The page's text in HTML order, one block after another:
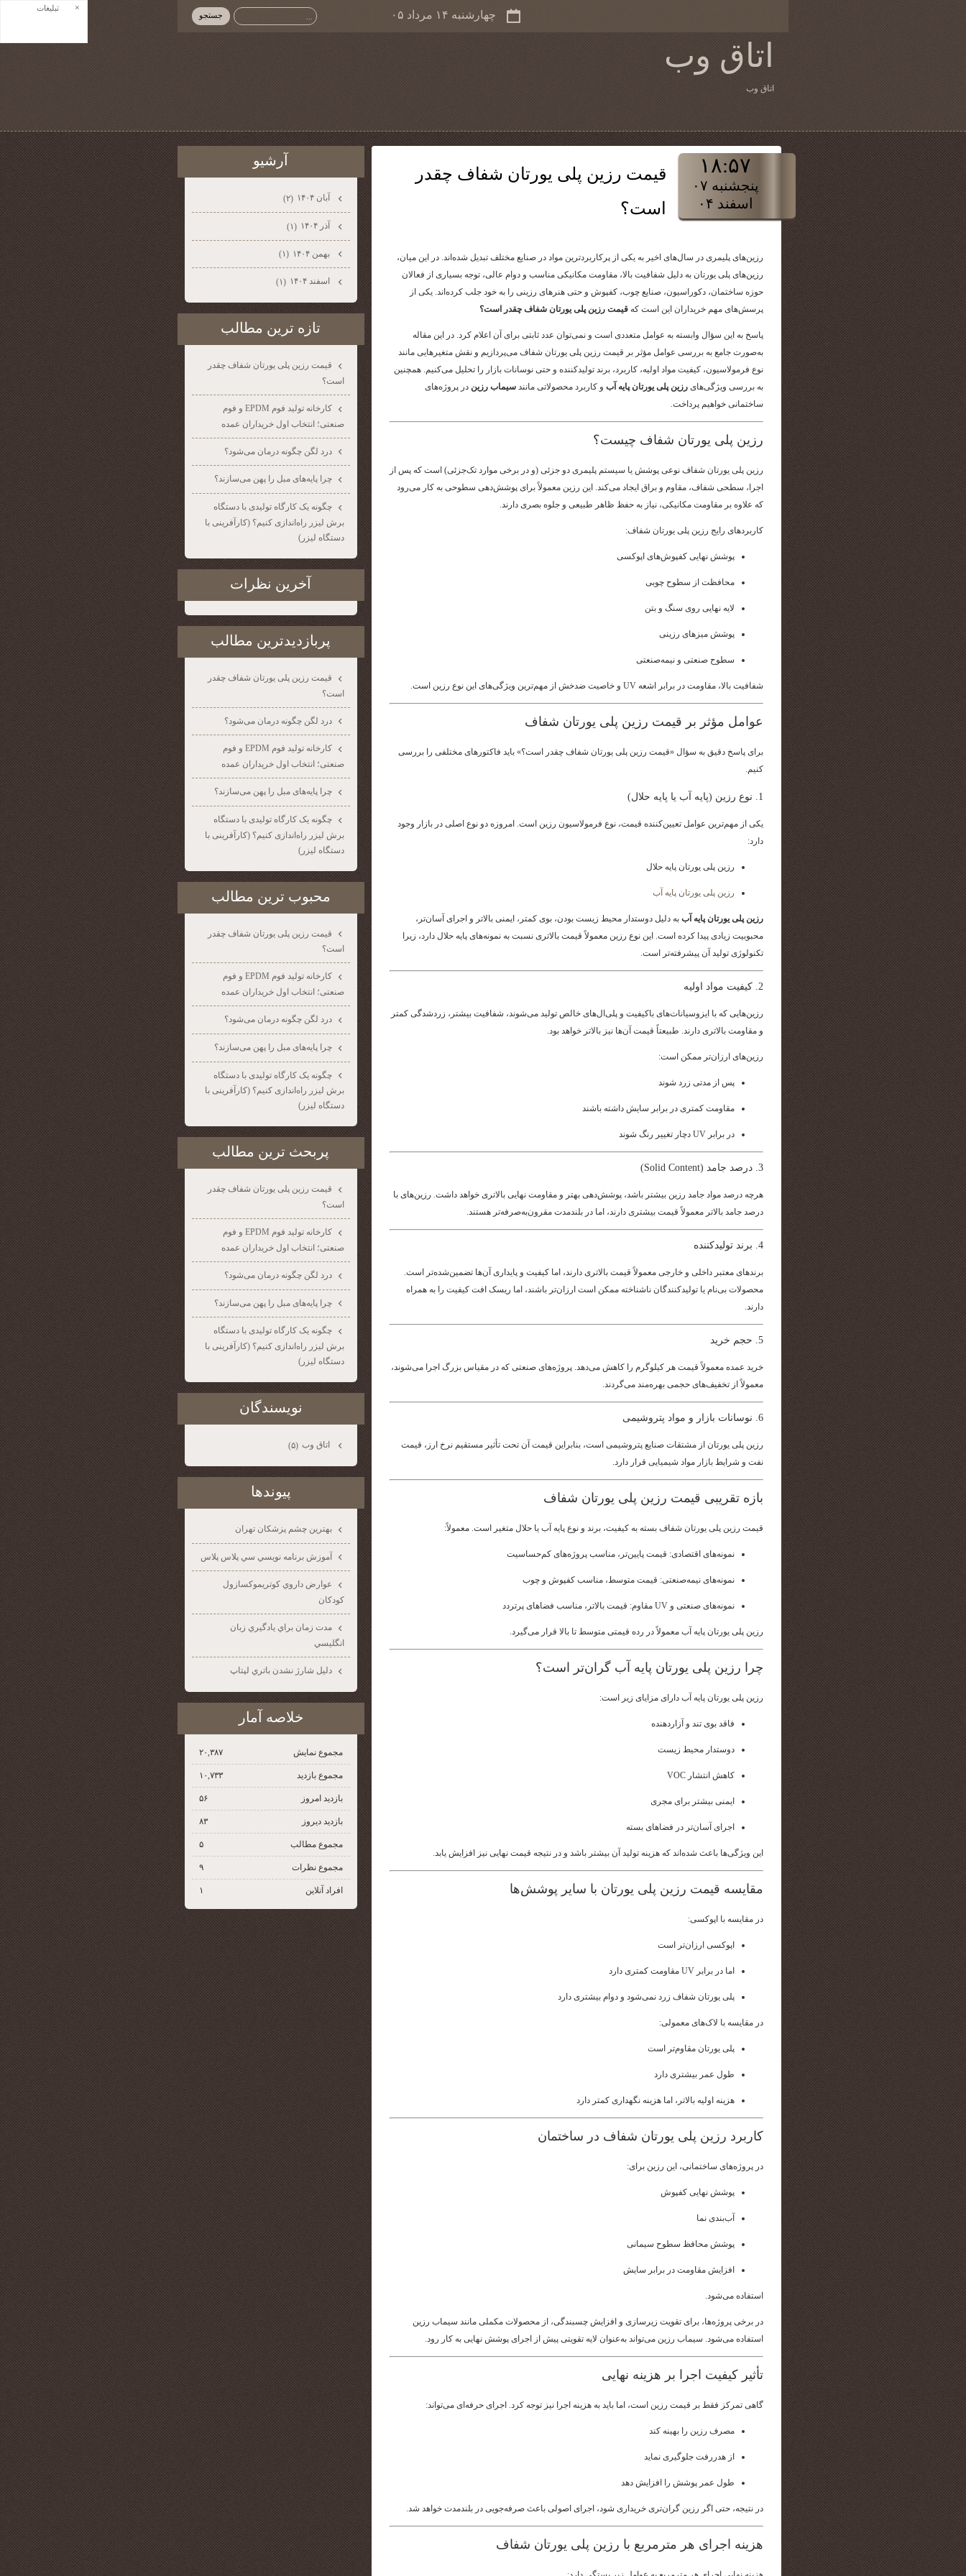
چهارشنبه ۱۴ مرداد ۰۵
اتاق وب
اتاق وب
۱۸:۵۷
پنجشنبه ۰۷
اسفند ۰۴
قیمت رزین پلی یورتان شفاف چقدر
است؟
رزین‌های پلیمری در سال‌های اخیر به یکی از پرکاربردترین مواد در صنایع مختلف تبدیل شده‌اند. در این میان،
رزین‌های پلی یورتان به دلیل شفافیت بالا، مقاومت مکانیکی مناسب و دوام عالی، توجه بسیاری از فعالان
حوزه ساختمان، دکوراسیون، صنایع چوب، کفپوش و حتی هنرهای رزینی را به خود جلب کرده‌اند. یکی از
پرسش‌های مهم خریداران این است که قیمت رزین پلی یورتان شفاف چقدر است؟
پاسخ به این سؤال وابسته به عوامل متعددی است و نمی‌توان عدد ثابتی برای آن اعلام کرد. در این مقاله
به‌صورت جامع به بررسی عوامل مؤثر بر قیمت رزین پلی یورتان شفاف می‌پردازیم و نقش متغیرهایی مانند
نوع فرمولاسیون، کیفیت مواد اولیه، کاربرد، برند تولیدکننده و حتی نوسانات بازار را تحلیل می‌کنیم. همچنین
به بررسی ویژگی‌های رزین پلی یورتان پایه آب و کاربرد محصولاتی مانند سیماب رزین در پروژه‌های
ساختمانی خواهیم پرداخت.
رزین پلی یورتان شفاف چیست؟
رزین پلی یورتان شفاف نوعی پوشش یا سیستم پلیمری دو جزئی (و در برخی موارد تک‌جزئی) است که پس از
اجرا، سطحی شفاف، مقاوم و براق ایجاد می‌کند. این رزین معمولاً برای پوشش‌دهی سطوحی به کار می‌رود
که علاوه بر مقاومت مکانیکی، نیاز به حفظ ظاهر طبیعی و جلوه بصری دارند.
کاربردهای رایج رزین پلی یورتان شفاف:
پوشش نهایی کفپوش‌های اپوکسی
محافظت از سطوح چوبی
لایه نهایی روی سنگ و بتن
پوشش میزهای رزینی
سطوح صنعتی و نیمه‌صنعتی
شفافیت بالا، مقاومت در برابر اشعه UV و خاصیت ضدخش از مهم‌ترین ویژگی‌های این نوع رزین است.
عوامل مؤثر بر قیمت رزین پلی یورتان شفاف
برای پاسخ دقیق به سؤال «قیمت رزین پلی یورتان شفاف چقدر است؟» باید فاکتورهای مختلفی را بررسی
کنیم.
1. نوع رزین (پایه آب یا پایه حلال)
یکی از مهم‌ترین عوامل تعیین‌کننده قیمت، نوع فرمولاسیون رزین است. امروزه دو نوع اصلی در بازار وجود
دارد:
رزین پلی یورتان پایه حلال
رزین پلی یورتان پایه آب
رزین پلی یورتان پایه آب به دلیل دوستدار محیط زیست بودن، بوی کمتر، ایمنی بالاتر و اجرای آسان‌تر،
محبوبیت زیادی پیدا کرده است. این نوع رزین معمولاً قیمت بالاتری نسبت به نمونه‌های پایه حلال دارد، زیرا
تکنولوژی تولید آن پیشرفته‌تر است.
2. کیفیت مواد اولیه
رزین‌هایی که با ایزوسیانات‌های باکیفیت و پلی‌ال‌های خالص تولید می‌شوند، شفافیت بیشتر، زردشدگی کمتر
و مقاومت بالاتری دارند. طبیعتاً قیمت آن‌ها نیز بالاتر خواهد بود.
رزین‌های ارزان‌تر ممکن است:
پس از مدتی زرد شوند
مقاومت کمتری در برابر سایش داشته باشند
در برابر UV دچار تغییر رنگ شوند
3. درصد جامد (Solid Content)
هرچه درصد مواد جامد رزین بیشتر باشد، پوشش‌دهی بهتر و مقاومت نهایی بالاتری خواهد داشت. رزین‌های با
درصد جامد بالاتر معمولاً قیمت بیشتری دارند، اما در بلندمدت مقرون‌به‌صرفه‌تر هستند.
4. برند تولیدکننده
برندهای معتبر داخلی و خارجی معمولاً قیمت بالاتری دارند، اما کیفیت و پایداری آن‌ها تضمین‌شده‌تر است.
محصولات بی‌نام یا تولیدکنندگان ناشناخته ممکن است ارزان‌تر باشند، اما ریسک افت کیفیت را به همراه
دارند.
5. حجم خرید
خرید عمده معمولاً قیمت هر کیلوگرم را کاهش می‌دهد. پروژه‌های صنعتی که در مقیاس بزرگ اجرا می‌شوند،
معمولاً از تخفیف‌های حجمی بهره‌مند می‌گردند.
6. نوسانات بازار و مواد پتروشیمی
رزین پلی یورتان از مشتقات صنایع پتروشیمی است، بنابراین قیمت آن تحت تأثیر مستقیم نرخ ارز، قیمت
نفت و شرایط بازار مواد شیمیایی قرار دارد.
بازه تقریبی قیمت رزین پلی یورتان شفاف
قیمت رزین پلی یورتان شفاف بسته به کیفیت، برند و نوع پایه آب یا حلال متغیر است. معمولاً:
نمونه‌های اقتصادی: قیمت پایین‌تر، مناسب پروژه‌های کم‌حساسیت
نمونه‌های نیمه‌صنعتی: قیمت متوسط، مناسب کفپوش و چوب
نمونه‌های صنعتی و UV مقاوم: قیمت بالاتر، مناسب فضاهای پرتردد
رزین پلی یورتان پایه آب معمولاً در رده قیمتی متوسط تا بالا قرار می‌گیرد.
چرا رزین پلی یورتان پایه آب گران‌تر است؟
رزین پلی یورتان پایه آب دارای مزایای زیر است:
فاقد بوی تند و آزاردهنده
دوستدار محیط زیست
کاهش انتشار VOC
ایمنی بیشتر برای مجری
اجرای آسان‌تر در فضاهای بسته
این ویژگی‌ها باعث شده‌اند که هزینه تولید آن بیشتر باشد و در نتیجه قیمت نهایی نیز افزایش یابد.
مقایسه قیمت رزین پلی یورتان با سایر پوشش‌ها
در مقایسه با اپوکسی:
اپوکسی ارزان‌تر است
اما در برابر UV مقاومت کمتری دارد
پلی یورتان شفاف زرد نمی‌شود و دوام بیشتری دارد
در مقایسه با لاک‌های معمولی:
پلی یورتان مقاوم‌تر است
طول عمر بیشتری دارد
هزینه اولیه بالاتر، اما هزینه نگهداری کمتر دارد
کاربرد رزین پلی یورتان شفاف در ساختمان
در پروژه‌های ساختمانی، این رزین برای:
پوشش نهایی کفپوش
آب‌بندی نما
پوشش محافظ سطوح سیمانی
افزایش مقاومت در برابر سایش
استفاده می‌شود.
در برخی پروژه‌ها، برای تقویت زیرسازی و افزایش چسبندگی، از محصولات مکملی مانند سیماب رزین
استفاده می‌شود. سیماب رزین می‌تواند به‌عنوان لایه تقویتی پیش از اجرای پوشش نهایی به کار رود.
تأثیر کیفیت اجرا بر هزینه نهایی
گاهی تمرکز فقط بر قیمت رزین است، اما باید به هزینه اجرا نیز توجه کرد. اجرای حرفه‌ای می‌تواند:
مصرف رزین را بهینه کند
از هدررفت جلوگیری نماید
طول عمر پوشش را افزایش دهد
در نتیجه، حتی اگر رزین گران‌تری خریداری شود، اجرای اصولی باعث صرفه‌جویی در بلندمدت خواهد شد.
هزینه اجرای هر مترمربع با رزین پلی یورتان شفاف
آرشيو
آبان ۱۴۰۴ (۲)
آذر ۱۴۰۴ (۱)
بهمن ۱۴۰۴ (۱)
اسفند ۱۴۰۴ (۱)
تازه ترين مطالب
قیمت رزین پلی یورتان شفاف چقدر
است؟
کارخانه تولید فوم EPDM و فوم
صنعتی؛ انتخاب اول خریداران عمده
درد لگن چگونه درمان می‌شود؟
چرا پایه‌های مبل را پهن می‌سازند؟
چگونه یک کارگاه تولیدی با دستگاه
برش لیزر راه‌اندازی کنیم؟ (کارآفرینی با
دستگاه لیزر)
آخرين نظرات
پربازديدترين مطالب
قیمت رزین پلی یورتان شفاف چقدر
است؟
درد لگن چگونه درمان می‌شود؟
کارخانه تولید فوم EPDM و فوم
صنعتی؛ انتخاب اول خریداران عمده
چرا پایه‌های مبل را پهن می‌سازند؟
چگونه یک کارگاه تولیدی با دستگاه
برش لیزر راه‌اندازی کنیم؟ (کارآفرینی با
دستگاه لیزر)
محبوب ترين مطالب
قیمت رزین پلی یورتان شفاف چقدر
است؟
کارخانه تولید فوم EPDM و فوم
صنعتی؛ انتخاب اول خریداران عمده
درد لگن چگونه درمان می‌شود؟
چرا پایه‌های مبل را پهن می‌سازند؟
چگونه یک کارگاه تولیدی با دستگاه
برش لیزر راه‌اندازی کنیم؟ (کارآفرینی با
دستگاه لیزر)
پربحث ترين مطالب
قیمت رزین پلی یورتان شفاف چقدر
است؟
کارخانه تولید فوم EPDM و فوم
صنعتی؛ انتخاب اول خریداران عمده
درد لگن چگونه درمان می‌شود؟
چرا پایه‌های مبل را پهن می‌سازند؟
چگونه یک کارگاه تولیدی با دستگاه
برش لیزر راه‌اندازی کنیم؟ (کارآفرینی با
دستگاه لیزر)
نويسندگان
اتاق وب (۵)
پيوندها
بهترين چشم پزشكان تهران
آموزش برنامه نويسي سي پلاس پلاس
عوارض داروي كوتريموكسازول
كودكان
مدت زمان براي يادگيري زبان
انگليسي
دليل شارژ نشدن باتري لپتاپ
خلاصه آمار
مجموع نمایش‌ ۲۰,۳۸۷
مجموع بازدید ۱۰,۷۳۳
بازدید امروز ۵۶
بازدید دیروز ۸۳
مجموع مطالب ۵
مجموع نظرات ۹
افراد آنلاین ۱
تبلیغات ×